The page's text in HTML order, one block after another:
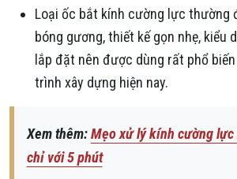
Loại ốc bắt kính cường lực thường
bóng gương, thiết kế gọn nhẹ, kiểu
lắp đặt nên được dùng rất phổ
trình xây dựng hiện nay.
Xem thêm:Mẹo xử lý kính cường lực
chỉ với 5 phút